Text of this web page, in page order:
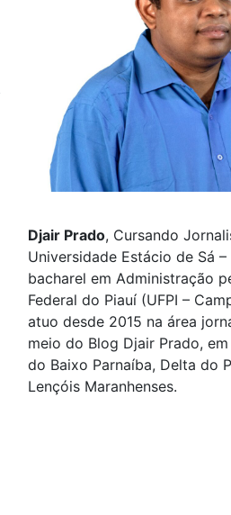
Djair Prado, Cursando
Universidade Estácio de Sá
bacharel em Administração
Federal do Piauí (UFPI –
atuo desde 2015 na área
meio do Blog Djair Prado,
do Baixo Parnaíba, Delta do
Lençóis Maranhenses.